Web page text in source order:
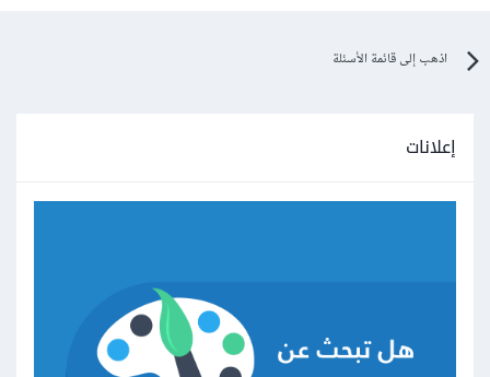
اذهب إلى قائمة الأسئلة
إعلانات